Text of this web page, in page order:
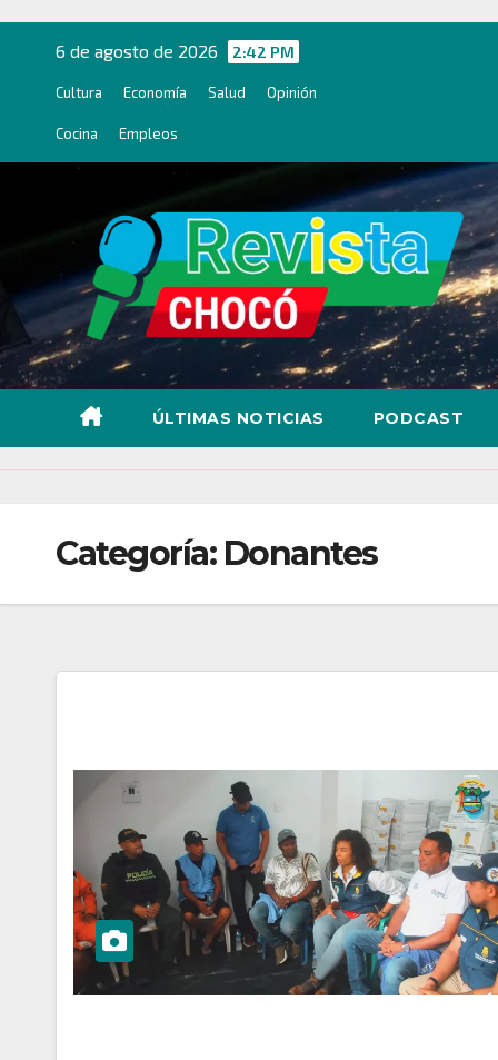
contenido
6 de agosto de 2026 2:42 PM
Cultura Economía Salud Opinión
Cocina Empleos
ÚLTIMAS NOTICIAS PODCAST
Categoría: Donantes